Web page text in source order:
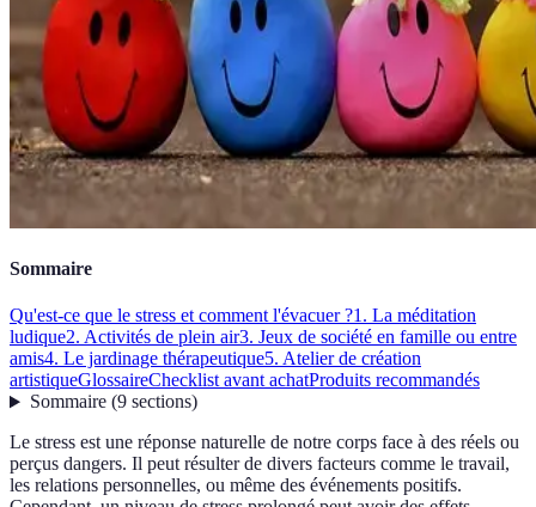
Sommaire
Qu'est-ce que le stress et comment l'évacuer ?1. La méditation
ludique2. Activités de plein air3. Jeux de société en famille ou entre
amis4. Le jardinage thérapeutique5. Atelier de création
artistiqueGlossaireChecklist avant achatProduits recommandés
Sommaire(9 sections)
Le stress est une réponse naturelle de notre corps face à des réels ou
perçus dangers. Il peut résulter de divers facteurs comme le travail,
les relations personnelles, ou même des événements positifs.